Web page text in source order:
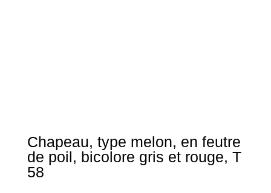
Chapeau, type melon, en feutre
de poil, bicolore gris et rouge, T
58